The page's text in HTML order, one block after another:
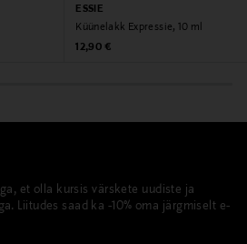
2, 18735 Täby, Sweden
ESSIE
Küünelakk Expressie, 10 ml
Original Price
12,90 €
et olla kursis värskete uudiste ja
Liitudes saad ka -10% oma järgmiselt e-